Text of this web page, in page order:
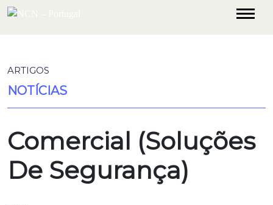
ARTIGOS
NOTÍCIAS
Comercial (Soluções
De Segurança)